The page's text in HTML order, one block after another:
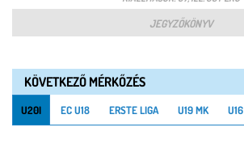
JEGYZŐKÖNYV
KÖVETKEZŐ MÉRKŐZÉS
U20I EC U18 ERSTE LIGA U19 MK U16